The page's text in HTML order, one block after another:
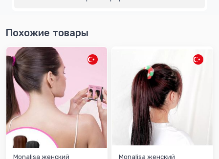
Похожие товары
Monalisa женский Monalisa женский